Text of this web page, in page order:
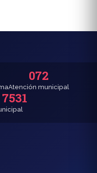
072
Atención municipal